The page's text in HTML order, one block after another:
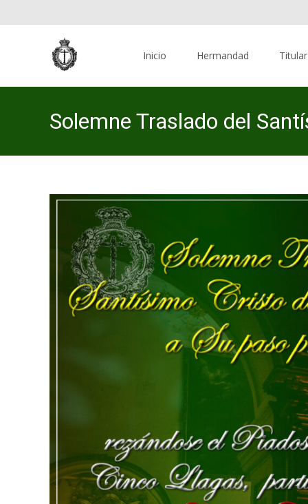
Inicio Hermandad
Solemne Traslado del